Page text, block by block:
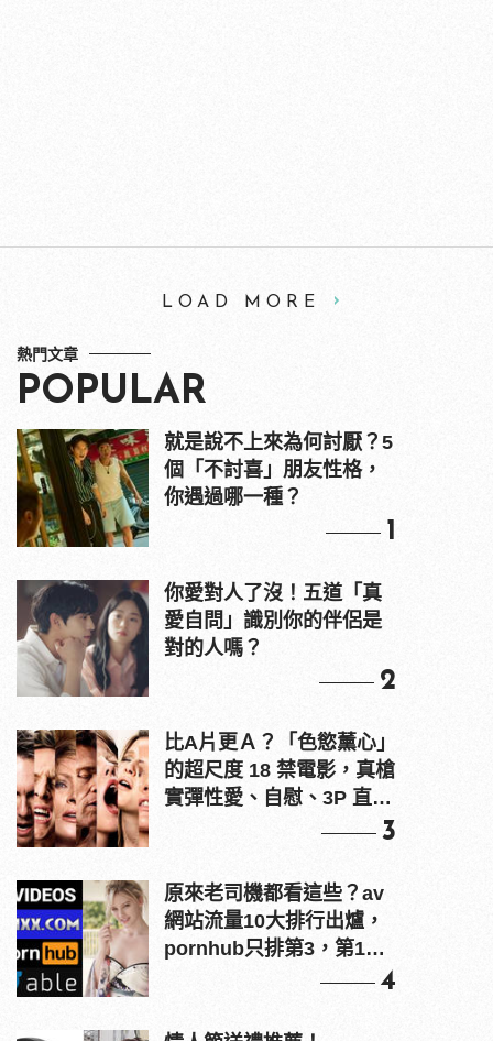
LOAD MORE
熱門文章
POPULAR
就是說不上來為何討厭？5
個「不討喜」朋友性格，
你遇過哪一種？
1
你愛對人了沒！五道「真
愛自問」識別你的伴侶是
對的人嗎？
2
比A片更Ａ？「色慾薰心」
的超尺度 18 禁電影，真槍
實彈性愛、自慰、3P 直接
3
原來老司機都看這些？av
網站流量10大排行出爐，
pornhub只排第3，第1名
4